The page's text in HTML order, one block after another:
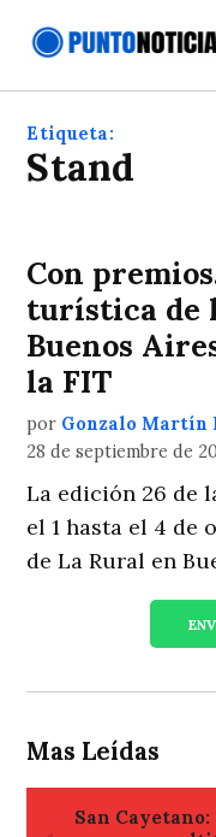
Etiqueta:
stand
Con
turística de
Buenos
la FIT
por Gonzalo Martín
28 de septiembre de
La edición 26 de
el 1 hasta el 4 de
de La Rural en
Mas Leídas